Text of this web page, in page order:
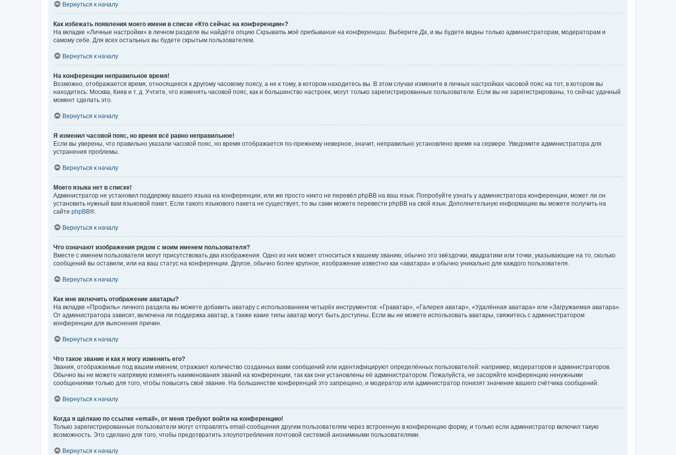
Вернуться к началу
Как избежать появления моего имени в списке «Кто сейчас на конференции»?
На вкладке «Личные настройки» в личном разделе вы найдёте опцию Скрывать моё пребывание на конференции . Выберите Да , и вы будете видны только администраторам, модераторам и
самому себе. Для всех остальных вы будете скрытым пользователем.
Вернуться к началу
На конференции неправильное время!
Возможно, отображается время, относящееся к другому часовому поясу, а не к тому, в котором находитесь вы. В этом случае измените в личных настройках часовой пояс на тот, в котором вы
находитесь: Москва, Киев и т. д. Учтите, что изменять часовой пояс, как и большинство настроек, могут только зарегистрированные пользователи. Если вы не зарегистрированы, то сейчас удачный
момент сделать это.
Вернуться к началу
Я изменил часовой пояс, но время всё равно неправильное!
Если вы уверены, что правильно указали часовой пояс, но время отображается по-прежнему неверное, значит, неправильно установлено время на сервере. Уведомите администратора для
устранения проблемы.
Вернуться к началу
Моего языка нет в списке!
Администратор не установил поддержку вашего языка на конференции, или же просто никто не перевёл phpBB на ваш язык. Попробуйте узнать у администратора конференции, может ли он
установить нужный вам языковой пакет. Если такого языкового пакета не существует, то вы сами можете перевести phpBB на свой язык. Дополнительную информацию вы можете получить на
сайте phpBB®.
Вернуться к началу
Что означают изображения рядом с моим именем пользователя?
Вместе с именем пользователя могут присутствовать два изображения. Одно из них может относиться к вашему званию, обычно это звёздочки, квадратики или точки, указывающие на то, сколько
сообщений вы оставили, или на ваш статус на конференции. Другое, обычно более крупное, изображение известно как «аватара» и обычно уникально для каждого пользователя.
Вернуться к началу
Как мне включить отображение аватары?
На вкладке «Профиль» личного раздела вы можете добавить аватару с использованием четырёх инструментов: «Граватар», «Галерея аватар», «Удалённая аватара» или «Загружаемая аватара».
От администратора зависит, включена ли поддержка аватар, а также какие типы аватар могут быть доступны. Если вы не можете использовать аватары, свяжитесь с администратором
конференции для выяснения причин.
Вернуться к началу
Что такое звание и как я могу изменить его?
Звания, отображаемые под вашим именем, отражают количество созданных вами сообщений или идентифицируют определённых пользователей: например, модераторов и администраторов.
Обычно вы не можете напрямую изменять наименования званий на конференции, так как они установлены её администратором. Пожалуйста, не засоряйте конференцию ненужными
сообщениями только для того, чтобы повысить своё звание. На большинстве конференций это запрещено, и модератор или администратор понизят значение вашего счётчика сообщений.
Вернуться к началу
Когда я щёлкаю по ссылке «email», от меня требуют войти на конференцию!
Только зарегистрированные пользователи могут отправлять email-сообщения другим пользователям через встроенную в конференцию форму, и только если администратор включил такую
возможность. Это сделано для того, чтобы предотвратить злоупотребления почтовой системой анонимными пользователями.
Вернуться к началу